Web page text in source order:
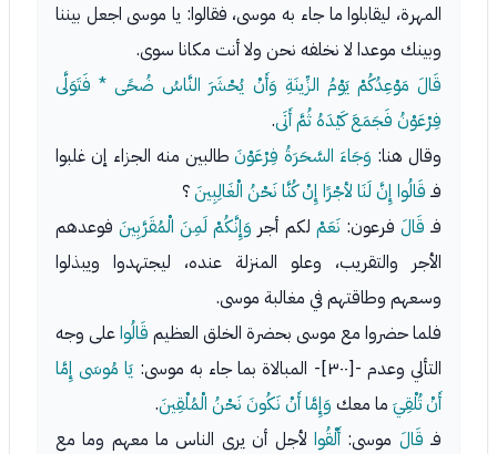
المهرة، ليقابلوا ما جاء به موسى، فقالوا: يا موسى اجعل بيننا
وبينك موعدا لا نخلفه نحن ولا أنت مكانا سوى.
قَالَ مَوْعِدُكُمْ يَوْمُ الزِّينَةِ وَأَنْ يُحْشَرَ النَّاسُ ضُحًى * فَتَوَلَّى
فِرْعَوْنُ فَجَمَعَ كَيْدَهُ ثُمَّ أَتَى.
وقال هنا: وَجَاءَ السَّحَرَةُ فِرْعَوْنَطالبين منه الجزاء إن غلبوا
فـ قَالُوا إِنَّ لَنَا لأجْرًا إِنْ كُنَّا نَحْنُ الْغَالِبِينَ؟
فـ قَالَ فرعون:نَعَمْ لكم أجر وَإِنَّكُمْ لَمِنَ الْمُقَرَّبِينَفوعدهم
الأجر والتقريب، وعلو المنزلة عنده، ليجتهدوا ويبذلوا
وسعهم وطاقتهم في مغالبة موسى.
فلما حضروا مع موسى بحضرة الخلق العظيم قَالُواعلى وجه
التألي وعدم -[٣٠٠]- المبالاة بما جاء به موسى:
يَا مُوسَى إِمَّا
أَنْ تُلْقِيَ ما معك وَإِمَّا أَنْ نَكُونَ نَحْنُ الْمُلْقِينَ.
فـ قَالَ موسى:أَلْقُوا لأجل أن يرى الناس ما معهم وما مع